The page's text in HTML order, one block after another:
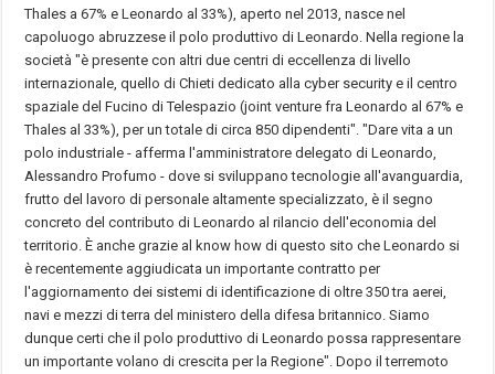
Thales a 67% e Leonardo al 33%), aperto nel 2013, nasce nel
capoluogo abruzzese il polo produttivo di Leonardo. Nella regione la
società "è presente con altri due centri di eccellenza di livello
internazionale, quello di Chieti dedicato alla cyber security e il centro
spaziale del Fucino di Telespazio (joint venture fra Leonardo al 67% e
Thales al 33%), per un totale di circa 850 dipendenti". "Dare vita a un
polo industriale - afferma l'amministratore delegato di Leonardo,
Alessandro Profumo - dove si sviluppano tecnologie all'avanguardia,
frutto del lavoro di personale altamente specializzato, è il segno
concreto del contributo di Leonardo al rilancio dell'economia del
territorio. È anche grazie al know how di questo sito che Leonardo si
è recentemente aggiudicata un importante contratto per
l'aggiornamento dei sistemi di identificazione di oltre 350 tra aerei,
navi e mezzi di terra del ministero della difesa britannico. Siamo
dunque certi che il polo produttivo di Leonardo possa rappresentare
un importante volano di crescita per la Regione". Dopo il terremoto